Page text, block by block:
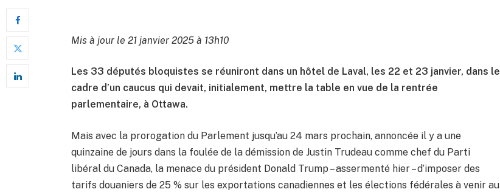
Mis à jour le 21 janvier 2025 à 13h10
Les 33 députés bloquistes se réuniront dans un hôtel de Laval, les 22 et 23 janvier, dans le
cadre d’un caucus qui devait, initialement, mettre la table en vue de la rentrée
parlementaire, à Ottawa.
Mais avec la prorogation du Parlement jusqu’au 24 mars prochain, annoncée il y a une
quinzaine de jours dans la foulée de la démission de Justin Trudeau comme chef du Parti
libéral du Canada, la menace du président Donald Trump – assermenté hier – d’imposer des
tarifs douaniers de 25 % sur les exportations canadiennes et les élections fédérales à venir au